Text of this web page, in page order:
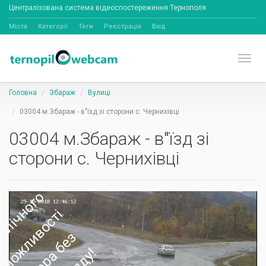
Централізована система відеоспостереження Тернополя
Міста Категорії Теги Реєстрація Вхід
Головна Збараж Вулиці
03004 м.Збараж - в"їзд зі сторони с. Чернихівці
03004 м.Збараж - в"їзд зі
сторони с. Чернихівці